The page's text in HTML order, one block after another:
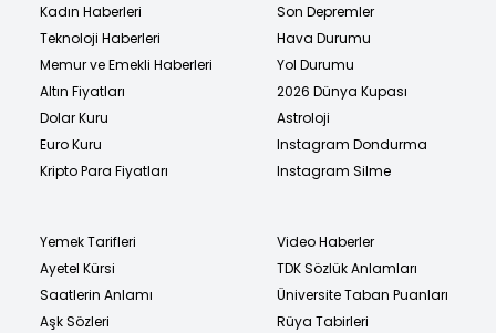
Kadın Haberleri
Teknoloji Haberleri
Memur ve Emekli Haberleri
Altın Fiyatları
Dolar Kuru
Euro Kuru
Kripto Para Fiyatları
Son Depremler
Hava Durumu
Yol Durumu
2026 Dünya Kupası
Astroloji
Instagram Dondurma
Instagram Silme
Yemek Tarifleri
Ayetel Kürsi
Saatlerin Anlamı
Aşk Sözleri
Video Haberler
TDK Sözlük Anlamları
Üniversite Taban Puanları
Rüya Tabirleri